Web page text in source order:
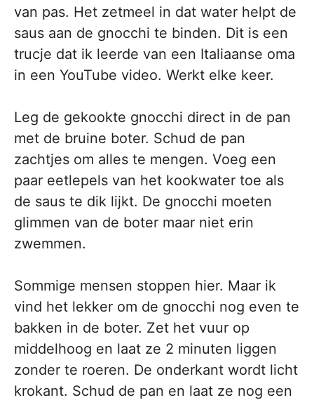
van pas. Het zetmeel in dat water helpt de
saus aan de gnocchi te binden. Dit is een
trucje dat ik leerde van een Italiaanse oma
in een YouTube video. Werkt elke keer.
Leg de gekookte gnocchi direct in de pan
met de bruine boter. Schud de pan
zachtjes om alles te mengen. Voeg een
paar eetlepels van het kookwater toe als
de saus te dik lijkt. De gnocchi moeten
glimmen van de boter maar niet erin
zwemmen.
Sommige mensen stoppen hier. Maar ik
vind het lekker om de gnocchi nog even te
bakken in de boter. Zet het vuur op
middelhoog en laat ze 2 minuten liggen
zonder te roeren. De onderkant wordt licht
krokant. Schud de pan en laat ze nog een